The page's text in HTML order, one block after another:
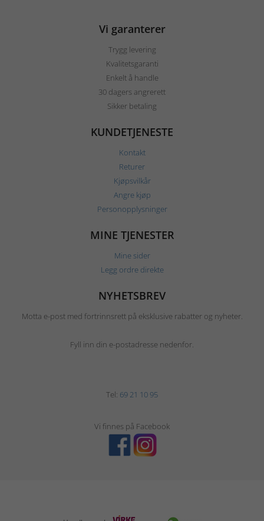
Vi garanterer
Trygg levering
Kvalitetsgaranti
Enkelt å handle
30 dagers angrerett
Sikker betaling
KUNDETJENESTE
Kontakt
Returer
Kjøpsvilkår
Angre kjøp
Personopplysninger
MINE TJENESTER
Mine sider
Legg ordre direkte
NYHETSBREV
Motta e-post med fortrinnsrett på eksklusive rabatter og nyheter.
Fyll inn din e-postadresse nedenfor.
Tel: 69 21 10 95
Vi finnes på Facebook